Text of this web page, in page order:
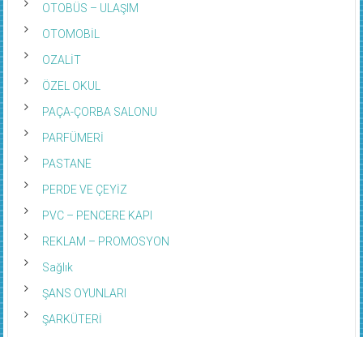
OTOBÜS – ULAŞIM
OTOMOBİL
OZALİT
ÖZEL OKUL
PAÇA-ÇORBA SALONU
PARFÜMERİ
PASTANE
PERDE VE ÇEYİZ
PVC – PENCERE KAPI
REKLAM – PROMOSYON
Sağlık
ŞANS OYUNLARI
ŞARKÜTERİ